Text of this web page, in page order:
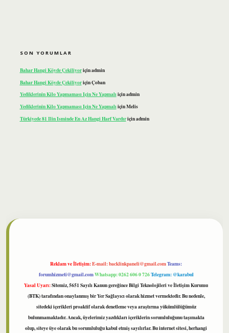
SON YORUMLAR
Bahar Hangi Köyde Çekiliyoriçinadmin
Bahar Hangi Köyde ÇekiliyoriçinÇoban
Yediklerinin Kilo Yapmaması Için Ne Yapmalıiçinadmin
Yediklerinin Kilo Yapmaması Için Ne YapmalıiçinMelis
Türkiyede 81 Ilin Isminde En Az Hangi Harf Vardıriçinadmin
Reklam ve İletişim:E-mail:backlinkpaneli@gmail.comTeams:
forumhizmeti@gmail.comWhatsapp: 0262 606 0 726Telegram: @karabul
Yasal Uyarı:Sitemiz, 5651 Sayılı Kanun gereğince Bilgi Teknolojileri ve İletişim Kurumu
(BTK) tarafından onaylanmış bir Yer Sağlayıcı olarak hizmet vermektedir. Bu nedenle,
sitedeki içerikleri proaktif olarak denetleme veya araştırma yükümlülüğümüz
bulunmamaktadır. Ancak, üyelerimiz yazdıkları içeriklerin sorumluluğunu taşımakta
olup, siteye üye olarak bu sorumluluğu kabul etmiş sayılırlar. Bu internet sitesi, herhangi